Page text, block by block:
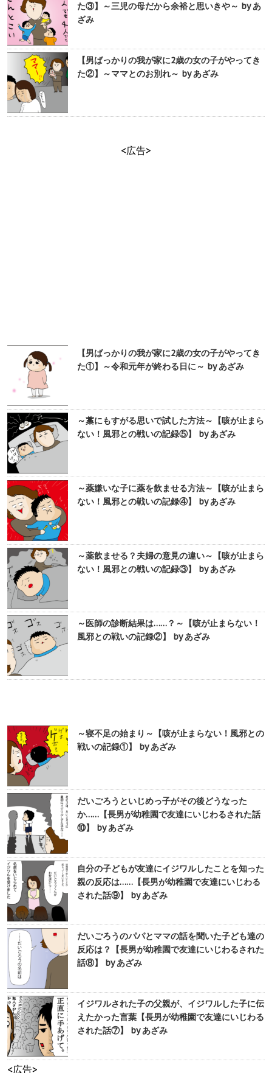
た③】～三児の母だから余裕と思いきや～ by あ
ざみ
【男ばっかりの我が家に2歳の女の子がやってき
た②】～ママとのお別れ～ by あざみ
<広告>
【男ばっかりの我が家に2歳の女の子がやってき
た①】～令和元年が終わる日に～ by あざみ
～藁にもすがる思いで試した方法～【咳が止まら
ない！風邪との戦いの記録⑤】 by あざみ
～薬嫌いな子に薬を飲ませる方法～【咳が止まら
ない！風邪との戦いの記録④】 by あざみ
～薬飲ませる？夫婦の意見の違い～【咳が止まら
ない！風邪との戦いの記録③】 by あざみ
～医師の診断結果は……？～【咳が止まらない！
風邪との戦いの記録②】 by あざみ
～寝不足の始まり～【咳が止まらない！風邪との
戦いの記録①】 by あざみ
だいごろうといじめっ子がその後どうなった
か……【長男が幼稚園で友達にいじわるされた話
⑩】 by あざみ
自分の子どもが友達にイジワルしたことを知った
親の反応は……【長男が幼稚園で友達にいじわる
された話⑨】 by あざみ
だいごろうのパパとママの話を聞いた子ども達の
反応は？【長男が幼稚園で友達にいじわるされた
話⑧】 by あざみ
イジワルされた子の父親が、イジワルした子に伝
えたかった言葉【長男が幼稚園で友達にいじわる
された話⑦】 by あざみ
<広告>